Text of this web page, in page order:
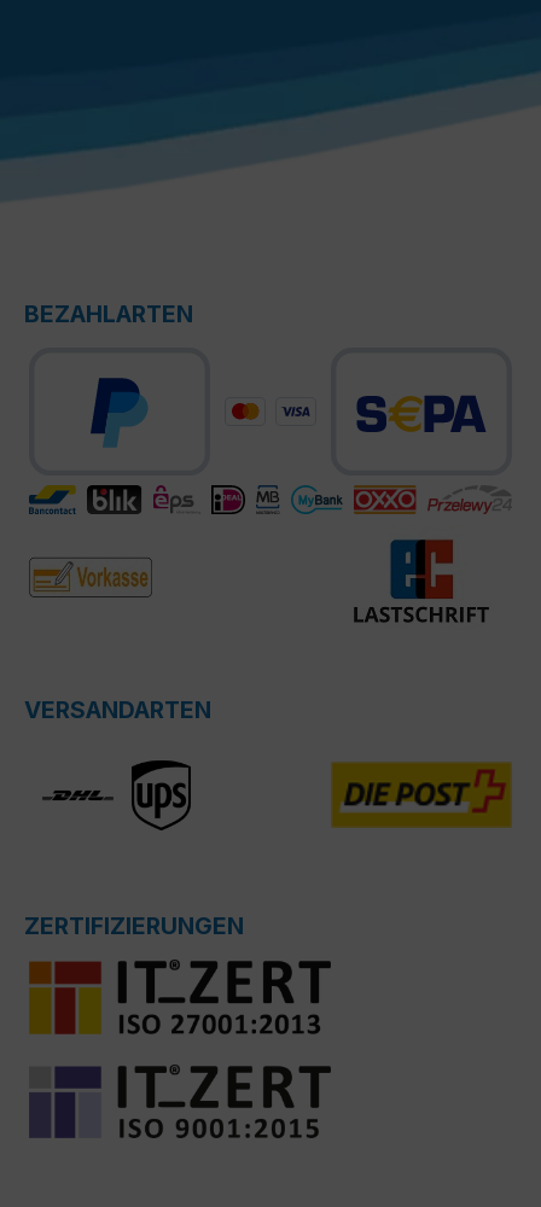
BEZAHLARTEN
VERSANDARTEN
ZERTIFIZIERUNGEN